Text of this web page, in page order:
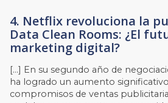
4. Netflix revoluciona la
Data Clean Rooms: ¿El
marketing digital?
[…] En su segundo año de
ha logrado un aumento
compromisos de ventas